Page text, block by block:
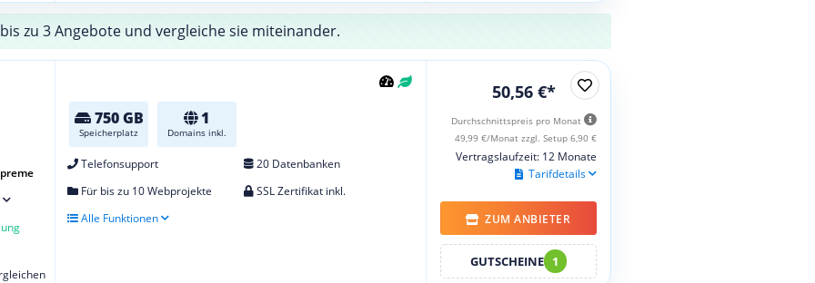
zu 3 Angebote und vergleiche sie miteinander.
750 GB
Speicherplatz
1
Domains inkl.
Telefonsupport
20 Datenbanken
Für bis zu 10 Webprojekte
SSL Zertifikat inkl.
Alle Funktionen
50,56 €*
Durchschnittspreis pro Monat
49,99 €/Monat zzgl. Setup 6,90 €
Vertragslaufzeit: 12 Monate
Tarifdetails
ZUM ANBIETER
GUTSCHEINE 1